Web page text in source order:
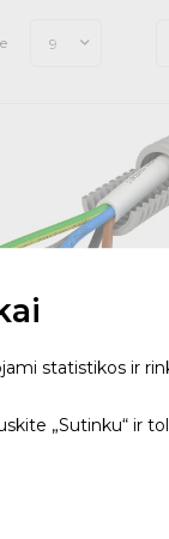
9
gofruotas D20 su
statistikos ir
„Sutinku“ ir